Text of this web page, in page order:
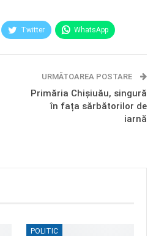
Twitter WhatsApp
URMĂTOAREA POSTARE
Primăria Chișiuău, singură
în fața sărbătorilor de
iarnă
POLITIC